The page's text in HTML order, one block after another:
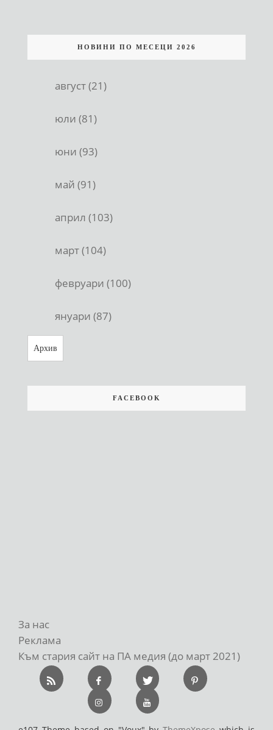
НОВИНИ ПО МЕСЕЦИ 2026
август (21)
юли (81)
юни (93)
май (91)
април (103)
март (104)
февруари (100)
януари (87)
Архив
FACEBOOK
За нас
Реклама
Към стария сайт на ПА медия (до март 2021)